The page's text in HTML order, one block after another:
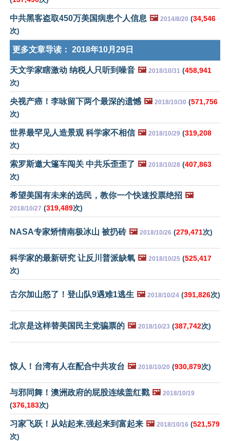
中共黑客盗取450万美国病患个人信息 🖼️ 2014/8/20 (34,546
次)
更多文章导读： 2018年10月29日
天文学家瞎激动 纳税人只听到噪音 🖼️ 2018/10/31 (458,941
次)
央视产癌！李咏留下两个最深的遗憾 🖼️ 2018/10/30 (571,756
次)
世界最罕见人造景观 科学家不相信 🖼️ 2018/10/29 (319,208
次)
索罗斯邀大篷车闯关 中共乐歪歪了 🖼️ 2018/10/28 (407,863
次)
希望美国有未来的选民，教你一个快速投票绝招 🖼️
2018/10/27 (319,489次)
NASA专家矫情南极冰山 被扔砖 🖼️ 2018/10/26 (279,471次)
科学家的最新研究 让反川普派缺氧 🖼️ 2018/10/25 (525,417
次)
古尔加山怒了！登山队9遇难1逃生 🖼️ 2018/10/24 (391,826次)
北京是这样替美国民主党骗票的 🖼️ 2018/10/23 (387,742次)
惊人！台湾有人在配合中共攻台 🖼️ 2018/10/20 (930,879次)
与邪同舞！澳洲政府的屁股连续盖红戳 🖼️ 2018/10/19
(376,183次)
习家飞跃！从站起来,强起来到富起来 🖼️ 2018/10/16 (521,579
次)